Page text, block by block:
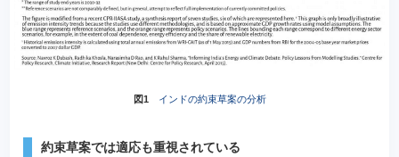
図1 インドの約束草案の分析
約束草案では適応も重視されている